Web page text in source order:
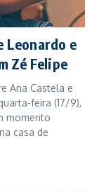
Leonardo e
Zé Felipe
Ana Castela e
feira (17/9),
momento
casa de